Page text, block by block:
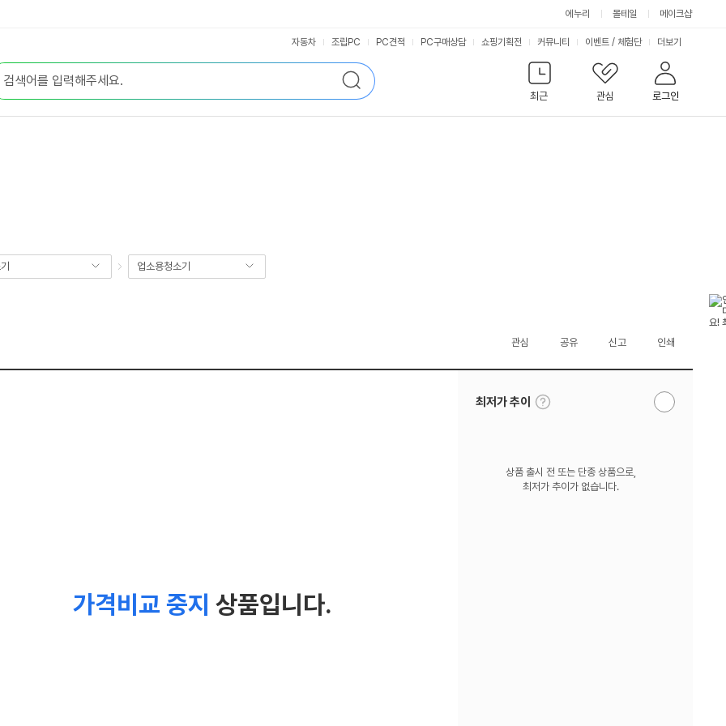
에누리 몰테일 메이크샵
검
색
최근
관심 로그인
자동차 조립PC PC견적 PC구매상담 쇼핑기획전 커뮤니티 이벤트 / 체험단 서
비
스
더보기
업소용청소기
관심 공유 신고 인쇄
가격비교 중지 상품입니다.
최저가 추이
툴
팁
알
상품 출시 전 또는 단종 상품으로,
최저가 추이가 없습니다.